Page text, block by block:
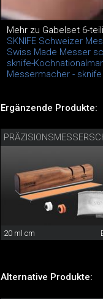
Mehr zu Gabelset 6-
SKNIFE Schweizer
Swiss Made Messer
sknife-
Messermacher -
Ergänzende Produkte:
20 ml cm
Alternative Produkte: